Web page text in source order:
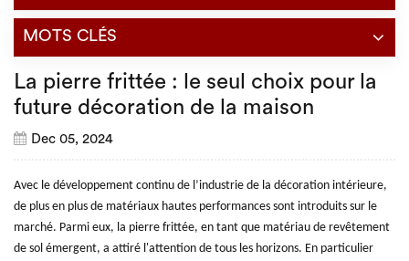
MOTS CLÉS
La pierre frittée : le seul choix pour la
future décoration de la maison
Dec 05, 2024
Avec le développement continu de l’industrie de la décoration intérieure,
de plus en plus de matériaux hautes performances sont introduits sur le
marché. Parmi eux, la pierre frittée, en tant que matériau de revêtement
de sol émergent, a attiré l'attention de tous les horizons. En particulier